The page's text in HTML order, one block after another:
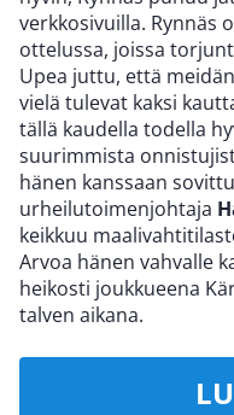
verkkosivuilla. Rynnäs
ottelussa, joissa
Upea juttu, että
vielä tulevat kaksi
tällä kaudella todella
suurimmista
hänen kanssaan
urheilutoimenjohtaja
keikkuu
Arvoa hänen vahvalle
heikosti joukkueena
talven aikana.